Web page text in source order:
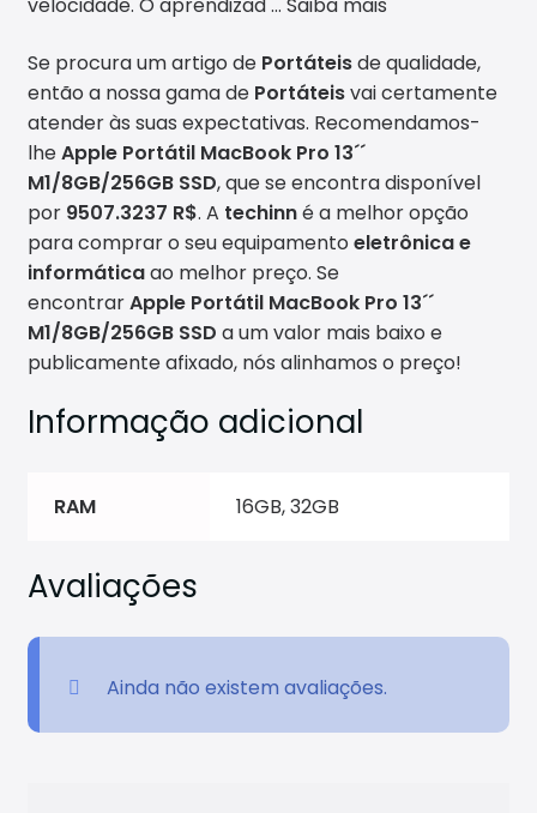
velocidade. O aprendizad… Saiba mais
Se procura um artigo de Portáteisde qualidade,
então a nossa gama de Portáteisvai certamente
atender às suas expectativas. Recomendamos-
lheApple Portátil MacBook Pro 13´´
M1/8GB/256GB SSD, que se encontra disponível
por 9507.3237 R$. A techinné a melhor opção
para comprar o seu equipamento eletrônica e
informáticaao melhor preço. Se
encontrarApple Portátil MacBook Pro 13´´
M1/8GB/256GB SSD a um valor mais baixo e
publicamente afixado, nós alinhamos o preço!
Informação adicional
RAM 16GB, 32GB
Avaliações
Ainda não existem avaliações.